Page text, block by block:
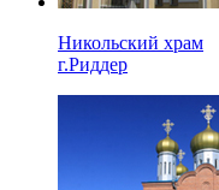
Никольский храм
г.Риддер